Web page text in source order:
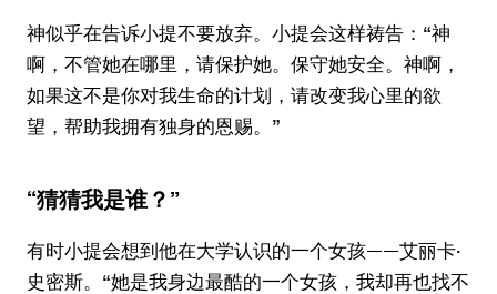
神似乎在告诉小提不要放弃。小提会这样祷告：“神
啊，不管她在哪里，请保护她。保守她安全。神啊，
如果这不是你对我生命的计划，请改变我心里的欲
望，帮助我拥有独身的恩赐。”
“猜猜我是谁？”
有时小提会想到他在大学认识的一个女孩——艾丽卡·
史密斯。“她是我身边最酷的一个女孩，我却再也找不